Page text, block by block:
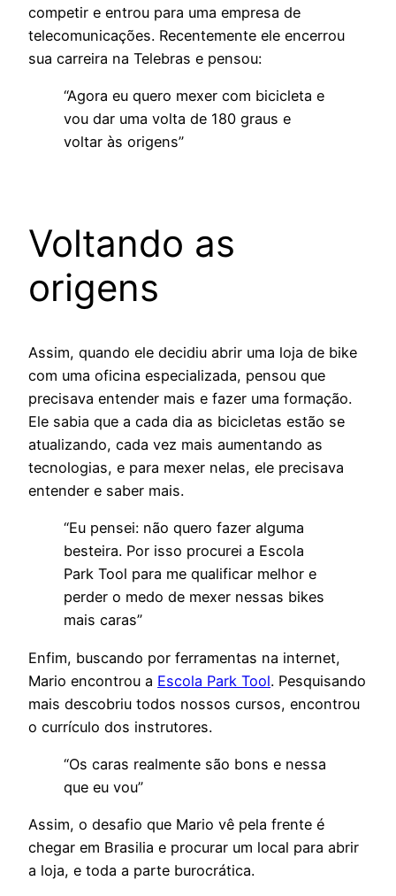
competir e entrou para uma empresa de
telecomunicações. Recentemente ele encerrou
sua carreira na Telebras e pensou:
“Agora eu quero mexer com bicicleta e
vou dar uma volta de 180 graus e
voltar às origens”
Voltando as
origens
Assim, quando ele decidiu abrir uma loja de bike
com uma oficina especializada, pensou que
precisava entender mais e fazer uma formação.
Ele sabia que a cada dia as bicicletas estão se
atualizando, cada vez mais aumentando as
tecnologias, e para mexer nelas, ele precisava
entender e saber mais.
“Eu pensei: não quero fazer alguma
besteira. Por isso procurei a Escola
Park Tool para me qualificar melhor e
perder o medo de mexer nessas bikes
mais caras”
Enfim, buscando por ferramentas na internet,
Mario encontrou a Escola Park Tool. Pesquisando
mais descobriu todos nossos cursos, encontrou
o currículo dos instrutores.
“Os caras realmente são bons e nessa
que eu vou”
Assim, o desafio que Mario vê pela frente é
chegar em Brasilia e procurar um local para abrir
a loja, e toda a parte burocrática.